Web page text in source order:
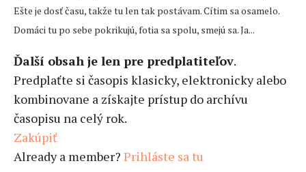
Ešte je dosť času, takže tu len tak postávam. Cítim sa osamelo.
Domáci tu po sebe pokrikujú, fotia sa spolu, smejú sa. Ja...
Ďalší obsah je len pre predplatiteľov.
Predplaťte si časopis klasicky, elektronicky alebo
kombinovane a získajte prístup do archívu
časopisu na celý rok.
Zakúpiť
Already a member? Prihláste sa tu